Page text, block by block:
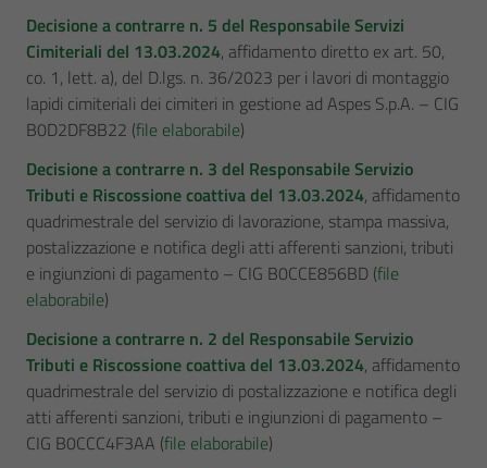
Decisione a contrarre n. 5 del Responsabile Servizi
Cimiteriali del 13.03.2024, affidamento diretto ex art. 50,
co. 1, lett. a), del D.lgs. n. 36/2023 per i lavori di montaggio
lapidi cimiteriali dei cimiteri in gestione ad Aspes S.p.A. – CIG
B0D2DF8B22 (file elaborabile)
Decisione a contrarre n. 3 del Responsabile Servizio
Tributi e Riscossione coattiva del 13.03.2024, affidamento
quadrimestrale del servizio di lavorazione, stampa massiva,
postalizzazione e notifica degli atti afferenti sanzioni, tributi
e ingiunzioni di pagamento – CIG B0CCE856BD (file
elaborabile)
Decisione a contrarre n. 2 del Responsabile Servizio
Tributi e Riscossione coattiva del 13.03.2024, affidamento
quadrimestrale del servizio di postalizzazione e notifica degli
atti afferenti sanzioni, tributi e ingiunzioni di pagamento –
CIG B0CCC4F3AA (file elaborabile)